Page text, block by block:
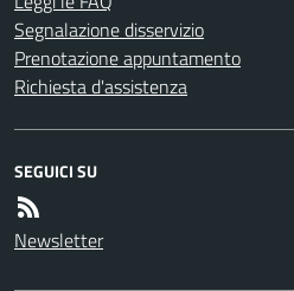
Segnalazione disservizio
Prenotazione appuntamento
Richiesta d'assistenza
SEGUICI SU
Newsletter